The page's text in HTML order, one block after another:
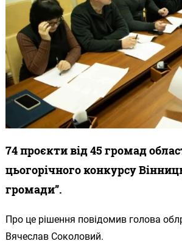
74 проєкти від 45 громад
цьогорічного конкурсу
громади”.
Про це рішення повідомив голова
Вячеслав Соколовий.